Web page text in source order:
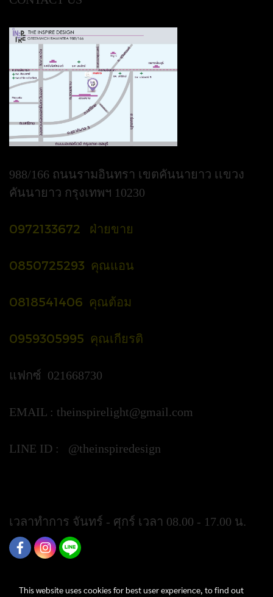
988/166 ถนนรามอินทรา เขตคันนายาว เเขวง
คันนายาว กรุงเทพฯ 10230
0972133672 ฝ่ายขาย
0850725293 คุณแอน
0818541406 คุณต้อม
0959305995 คุณเกียรติ
แฟกซ์ 021668730
EMAIL : theinspirelight@gmail.com
LINE ID : @theinspiredesign
เวลาทำการ จันทร์ - ศุกร์ เวลา 08.00 - 17.00 น.
This website uses cookies for best user experience, to find out